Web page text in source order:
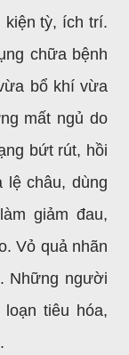
kiện tỳ, ích trí.
chữa bệnh
bổ khí vừa
mất ngủ do
bứt rút, hồi
lệ châu, dùng
giảm đau,
Vỏ quả nhãn
Những người
tiêu hóa,